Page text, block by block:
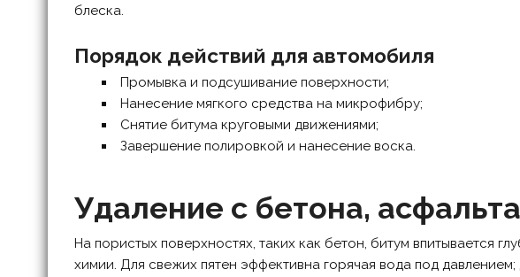
блеска.
Порядок действий для автомобиля
Промывка и подсушивание поверхности;
Нанесение мягкого средства на микрофибру;
Снятие битума круговыми движениями;
Завершение полировкой и нанесение воска.
Удаление с бетона,
На пористых поверхностях, таких как бетон, битум впитывается
химии. Для свежих пятен эффективна горячая вода под